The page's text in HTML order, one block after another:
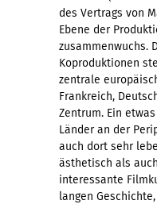
des Vertrags von
Ebene der
zusammenwuchs.
Koproduktionen
zentrale
Frankreich,
Zentrum. Ein
Länder an der
auch dort sehr
ästhetisch als
interessante
langen